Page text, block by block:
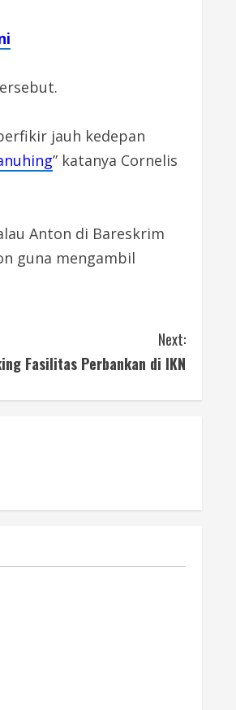
jauh kedepan
” katanya Cornelis
Anton di Bareskrim
guna mengambil
Next:
Fasilitas Perbankan di IKN